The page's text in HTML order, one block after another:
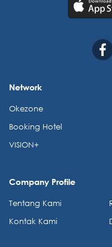
Network
Okezone
Booking Hotel
VISION+
Company Profile
Tentang Kami
Kontak Kami